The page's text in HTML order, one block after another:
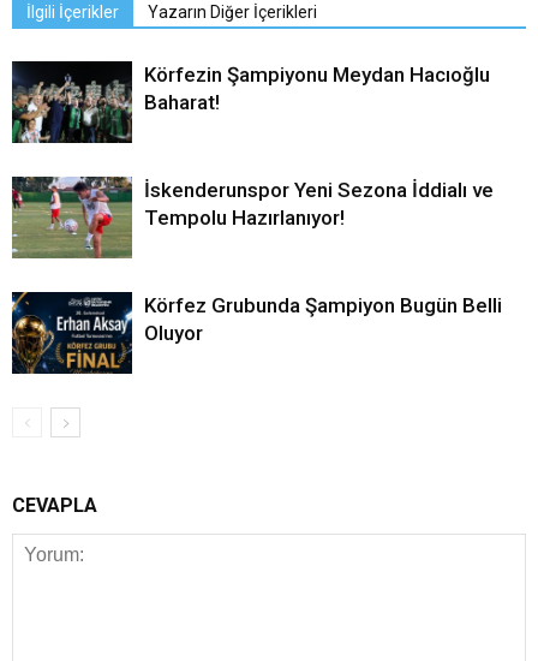
İlgili İçerikler Yazarın Diğer İçerikleri
Körfezin Şampiyonu Meydan Hacıoğlu
Baharat!
İskenderunspor Yeni Sezona İddialı ve
Tempolu Hazırlanıyor!
Körfez Grubunda Şampiyon Bugün Belli
Oluyor
CEVAPLA